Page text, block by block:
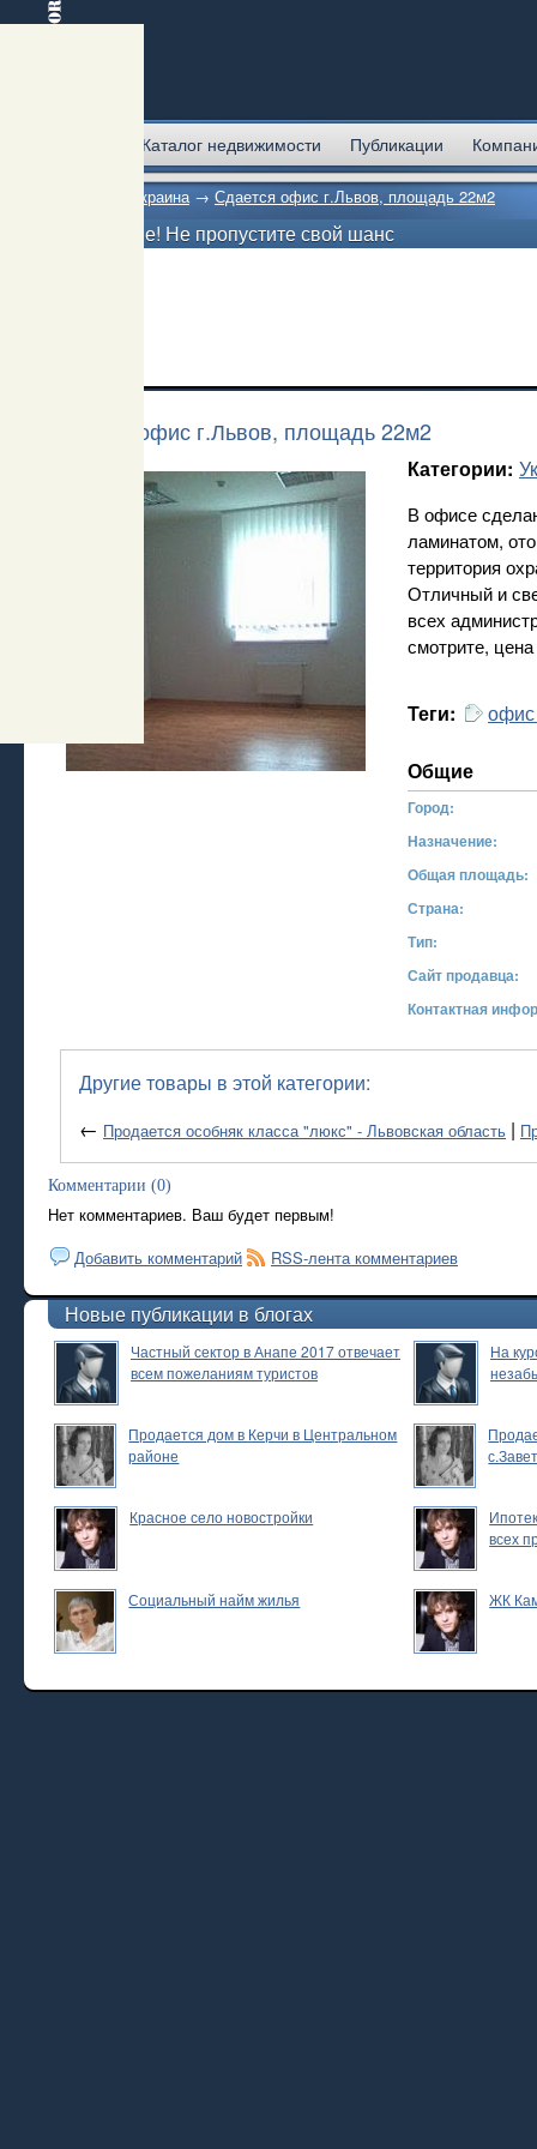
Каталог недвижимости Публикации
Украина→ Сдается офис г.Львов, площадь 22м2
Внимание! Не пропустите свой шанс
Сдается офис г.Львов, площадь 22м2
Категории:
В офисе
ламинатом,
территория
Отличный и
всех
смотрите,
Теги:
Общие
Город:
Назначение:
Общая площадь:
Страна:
Тип:
Сайт продавца:
Контактная
Другие товары в этой категории:
← Продается особняк класса "люкс" - Львовская область |
Комментарии (0)
Нет комментариев. Ваш будет первым!
Добавить комментарий
RSS-лента комментариев
Новые публикации в блогах
Частный сектор в Анапе 2017 отвечает
всем пожеланиям туристов
На
Продается дом в Керчи в Центральном
районе
Красное село новостройки
всех
Социальный найм жилья ЖК